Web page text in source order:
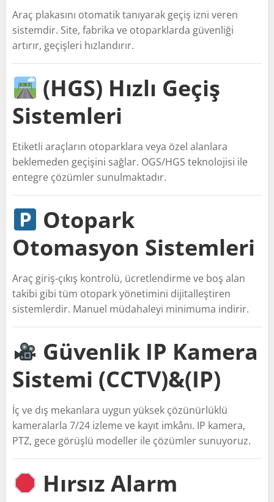
Araç plakasını otomatik tanıyarak geçiş izni veren
sistemdir. Site, fabrika ve otoparklarda güvenliği
artırır, geçişleri hızlandırır.
(HGS) Hızlı Geçiş
Sistemleri
Etiketli araçların otoparklara veya özel alanlara
beklemeden geçişini sağlar. OGS/HGS teknolojisi ile
entegre çözümler sunulmaktadır.
Otopark
Otomasyon Sistemleri
Araç giriş-çıkış kontrolü, ücretlendirme ve boş alan
takibi gibi tüm otopark yönetimini dijitalleştiren
sistemlerdir. Manuel müdahaleyi minimuma indirir.
Güvenlik IP Kamera
Sistemi (CCTV)&(IP)
İç ve dış mekanlara uygun yüksek çözünürlüklü
kameralarla 7/24 izleme ve kayıt imkânı. IP kamera,
PTZ, gece görüşlü modeller ile çözümler sunuyoruz.
Hırsız Alarm